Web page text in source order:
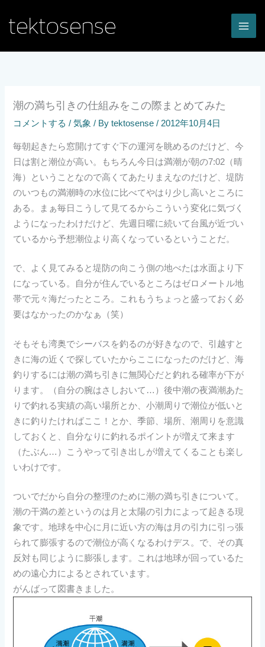
ス
潮の満ち引きの仕組みをこの際まとめてみた
コメントする /気象 / Bytektosense/2012年10月4日
毎朝起きたら窓開けてすぐ下の運河を眺めるのだけど、今
日は割と潮位が高い。もちろん今日は満潮が朝の7:02（晴
海）ということなので高くてあたりまえなのだけど、堤防
のいつもの満潮時の水位に比べてやはり少し高いところに
ある。まぁ毎日こうして見てるからこういう変化に気づく
ようになったわけだけど、先週日曜に続いて台風が近づい
ているから予想潮位より高くなっているということだ。
で、よく見てみると堤防の向こう側の地べたは水面より下
になっている。自分が住んでいるところはゼロメートル地
帯で元々海だったところ。これもうちょっと盛っておく必
要はなかったのかなぁ（笑）
そもそも湾奥でシーバスを釣るのが好きなので、引越すと
きに海の近くで探していたからここになったのだけど、海
釣りするには潮の満ち引きに無関心だと釣れる確率が下が
ります。（自分の腕はさしおいて…）後中潮の夜満潮あた
りで釣れる実績の高い場所とか、小潮周りで潮位が低いと
きに釣りたければここ！とか、季節、場所、潮周りを意識
しておくと、自分なりに釣れるポイントが増えて来ます
（たぶん…）こうやって引き出しが増えてくることも楽し
いわけです。
ついでだから自分の整理のために潮の満ち引きについて。
潮の干満の差というのは月と太陽の引力によって起きる現
象です。地球を中心に月に近い方の海は月の引力に引っ張
られて膨張するので潮位が高くなるわけデス。で、その真
反対も同じように膨張します。これは地球が回っているた
めの遠心力によるとされています。
がんばって図書きました。